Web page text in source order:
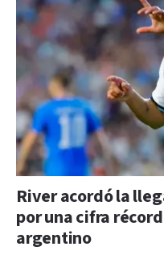
River acordó la
por una cifra
argentino